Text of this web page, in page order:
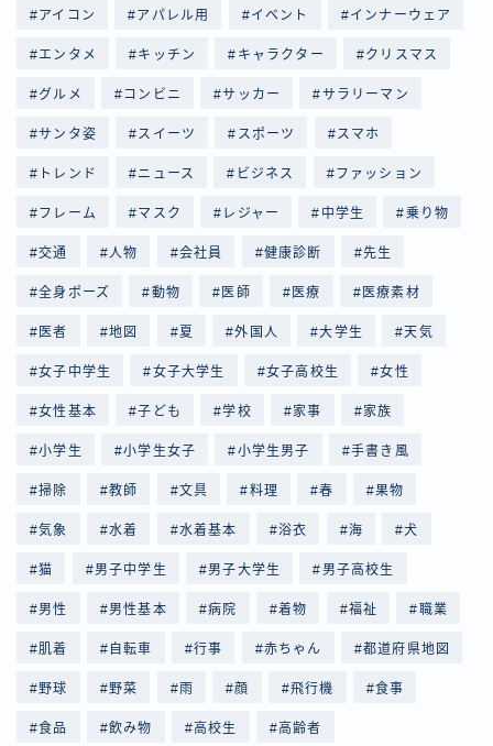
Follow Me
アイコン アパレル用 イベント インナーウェア
エンタメ キッチン キャラクター クリスマス
グルメ コンビニ サッカー サラリーマン
サンタ姿 スイーツ スポーツ スマホ
トレンド ニュース ビジネス ファッション
フレーム マスク レジャー 中学生 乗り物
交通 人物 会社員 健康診断 先生
全身ポーズ 動物 医師 医療 医療素材
医者 地図 夏 外国人 大学生 天気
女子中学生 女子大学生 女子高校生 女性
女性基本 子ども 学校 家事 家族
小学生 小学生女子 小学生男子 手書き風
掃除 教師 文具 料理 春 果物
気象 水着 水着基本 浴衣 海 犬
猫 男子中学生 男子大学生 男子高校生
男性 男性基本 病院 着物 福祉 職業
肌着 自転車 行事 赤ちゃん 都道府県地図
野球 野菜 雨 顔 飛行機 食事
食品 飲み物 高校生 高齢者